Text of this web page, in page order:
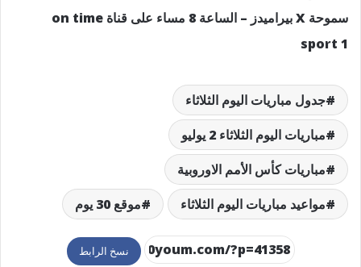
سموحة X بيراميدز – الساعة 8 مساء على قناة on time
sport 1
جدول مباريات اليوم الثلاثاء
مباريات اليوم الثلاثاء 2 يوليو
مباريات كأس الأمم الاوروبية
مواعيد مباريات اليوم الثلاثاء
موقع 30 يوم
نسخ الرابط